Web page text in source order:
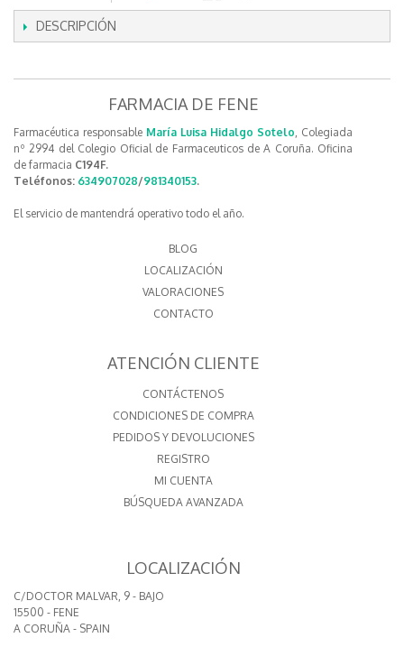
DESCRIPCIÓN
FARMACIA DE FENE
Farmacéutica responsable María Luisa Hidalgo Sotelo, Colegiada
nº 2994 del Colegio Oficial de Farmaceuticos de A Coruña. Oficina
de farmacia C194F.
Teléfonos: 634907028/981340153.
El servicio de mantendrá operativo todo el año.
BLOG
LOCALIZACIÓN
VALORACIONES
CONTACTO
ATENCIÓN CLIENTE
CONTÁCTENOS
CONDICIONES DE COMPRA
PEDIDOS Y DEVOLUCIONES
REGISTRO
MI CUENTA
BÚSQUEDA AVANZADA
LOCALIZACIÓN
C/DOCTOR MALVAR, 9 - BAJO
15500 - FENE
A CORUÑA - SPAIN